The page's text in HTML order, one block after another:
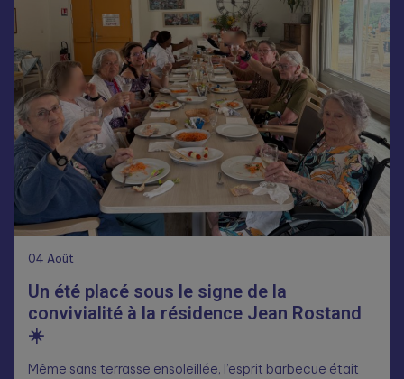
04 Août
Un été placé sous le signe de la
convivialité à la résidence Jean Rostand
☀️
Même sans terrasse ensoleillée, l’esprit barbecue était